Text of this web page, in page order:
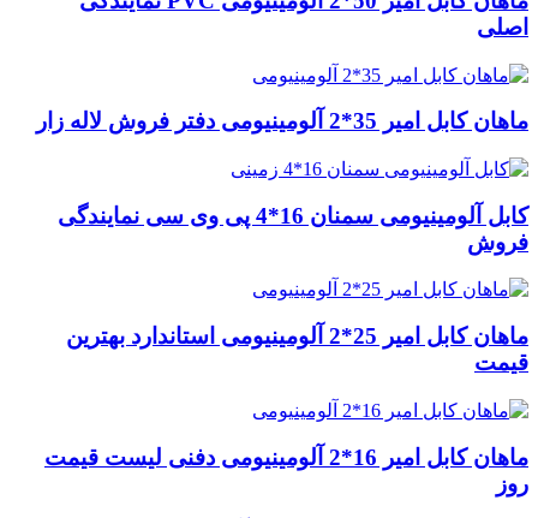
اصلی
ماهان کابل امیر 35*2 آلومینیومی دفتر فروش لاله زار
کابل آلومینیومی سمنان 16*4 پی وی سی نمایندگی
فروش
ماهان کابل امیر 25*2 آلومینیومی استاندارد بهترین
قیمت
ماهان کابل امیر 16*2 آلومینیومی دفنی لیست قیمت
روز